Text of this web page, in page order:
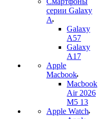
серии Galaxy
A
Galaxy
A57
Galaxy
A17
Apple
Macbook
Macbook
Air 2026
M5 13
Apple Watch